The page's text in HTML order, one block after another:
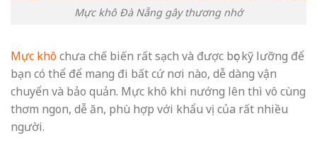
Mực khô Đà Nẵng gây thương nhớ
Mực khôchưa chế biến rất sạch và được bọc kỹ lưỡng để
bạn có thể để mang đi bất cứ nơi nào, dễ dàng vận
chuyển và bảo quản. Mực khô khi nướng lên thì vô cùng
thơm ngon, dễ ăn, phù hợp với khẩu vị của rất nhiều
người.